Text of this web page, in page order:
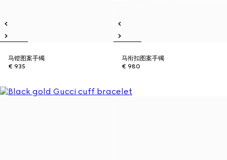
马镫图案手镯
€ 935
马衔扣图案手镯
€ 980